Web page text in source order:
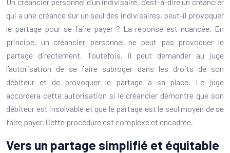
qui a une créance sur un seul des indivisaires, peut-il provoquer
le partage pour se faire payer ? La réponse est nuancée. En
principe, un créancier personnel ne peut pas provoquer le
partage directement. Toutefois, il peut demander au juge
l’autorisation de se faire subroger dans les droits de son
débiteur et de provoquer le partage à sa place. Le juge
accordera cette autorisation si le créancier démontre que son
débiteur est insolvable et que le partage est le seul moyen de se
faire payer. Cette procédure est complexe et encadrée.
Vers un partage simplifié et équitable